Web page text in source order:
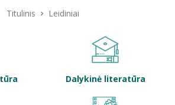
Titulinis Leidiniai
Dalykinė literatūra